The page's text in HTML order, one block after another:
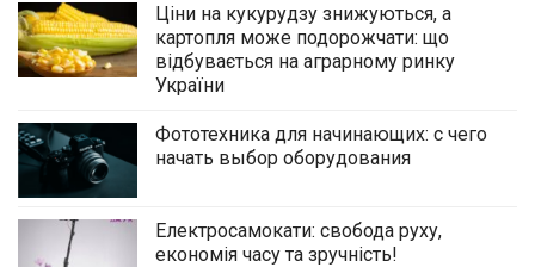
Ціни на кукурудзу знижуються, а
картопля може подорожчати: що
відбувається на аграрному ринку
України
Фототехника для начинающих: с чего
начать выбор оборудования
Електросамокати: свобода руху,
економія часу та зручність!